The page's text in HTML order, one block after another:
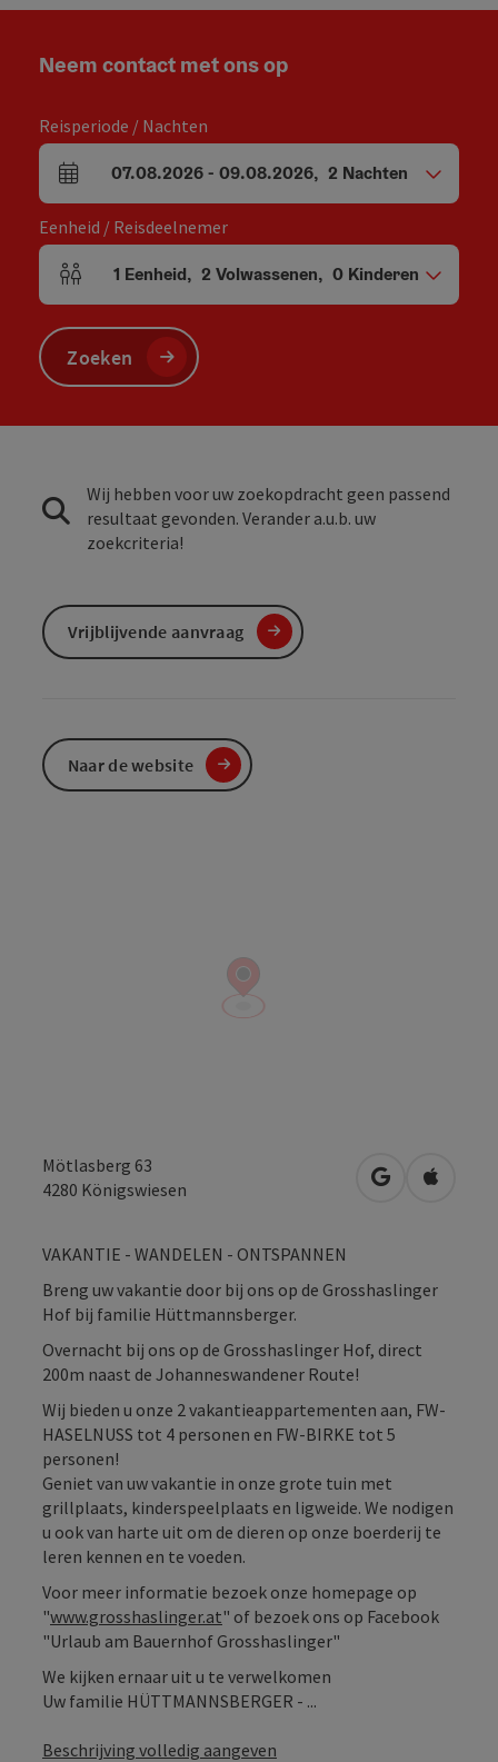
Mötlasberg 63
4280 Königswiesen Openen in
VAKANTIE - WANDELEN - ONTSPANNEN
Breng uw vakantie door bij ons op de Grosshaslinger
Hof bij familie Hüttmannsberger.
Overnacht bij ons op de Grosshaslinger Hof, direct
200m naast de Johanneswandener Route!
Wij bieden u onze 2 vakantieappartementen aan, FW-
HASELNUSS tot 4 personen en FW-BIRKE tot 5
personen!
Geniet van uw vakantie in onze grote tuin met
grillplaats, kinderspeelplaats en ligweide. We nodigen
u ook van harte uit om de dieren op onze boerderij te
leren kennen en te voeden.
Voor meer informatie bezoek onze homepage op
"www.grosshaslinger.at" of bezoek ons op Facebook
"Urlaub am Bauernhof Grosshaslinger"
We kijken ernaar uit u te verwelkomen
Uw familie HÜTTMANNSBERGER - ...
Beschrijving volledig aangeven
Neem contact met ons op
Reisperiode / Nachten
Velden voor aankomst en vertrek
07.08.2026- 09.08.2026, 2 Nachten
Eenheid / Reisdeelnemer
Aantal eenheden en persoonsvelden
1 Eenheid, 2 Volwassenen, 0 Kinderen
Zoeken
Wij hebben voor uw zoekopdracht geen passend
resultaat gevonden. Verander a.u.b. uw
zoekcriteria!
Vrijblijvende aanvraag
Naar de website